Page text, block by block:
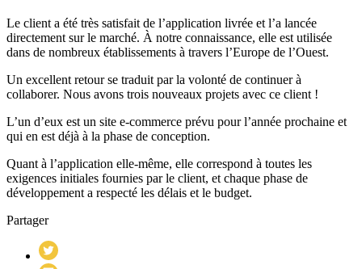
Le client a été très satisfait de l’application livrée et l’a lancée
directement sur le marché. À notre connaissance, elle est utilisée
dans de nombreux établissements à travers l’Europe de l’Ouest.
Un excellent retour se traduit par la volonté de continuer à
collaborer. Nous avons trois nouveaux projets avec ce client !
L’un d’eux est un site e-commerce prévu pour l’année prochaine et
qui en est déjà à la phase de conception.
Quant à l’application elle-même, elle correspond à toutes les
exigences initiales fournies par le client, et chaque phase de
développement a respecté les délais et le budget.
Partager